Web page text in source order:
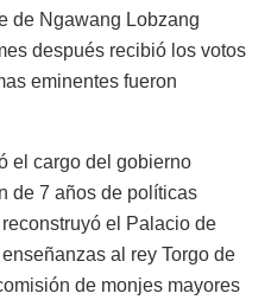
de Ngawang Lobzang
después recibió los votos
eminentes fueron
el cargo del gobierno
de 7 años de políticas
el Palacio de
al rey Torgo de
de monjes mayores